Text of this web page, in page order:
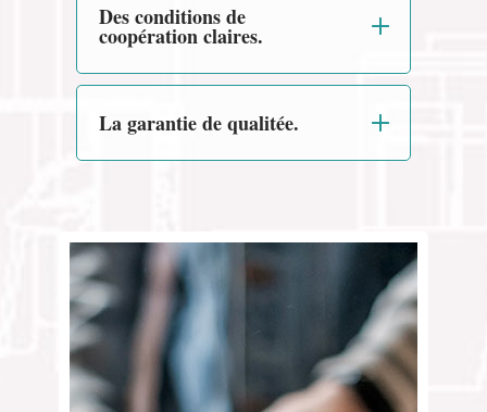
Des conditions de
coopération claires.
La garantie de qualitée.